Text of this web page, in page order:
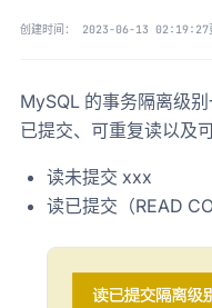
创建时间： 2023-06-13 02:19:27
MySQL 的事务隔离级
已提交、可重复读以及
读未提交 xxx
读已提交（READ